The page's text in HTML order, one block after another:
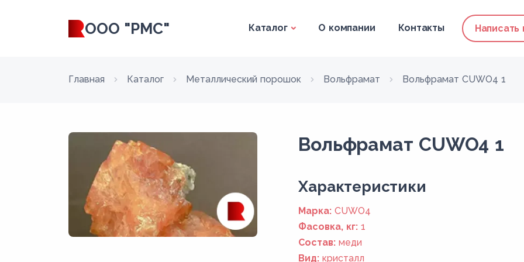
ООО "РМС" Каталог О компании Контакты Написать
Главная Каталог Металлический порошок Вольфрамат Вольфрамат CUWO4 1
Вольфрамат CUWO4 1
Xарактеристики
Марка: CUWO4
Фасовка, кг: 1
Состав: меди
Вид: кристалл